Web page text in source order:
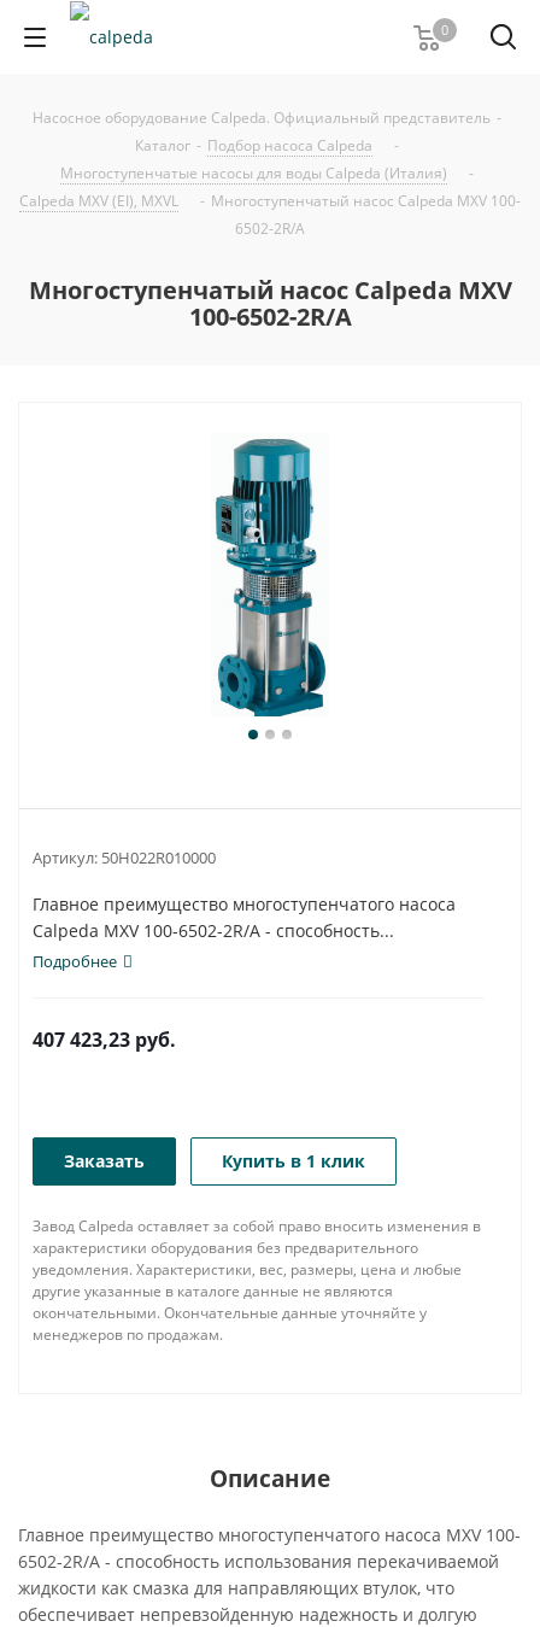
0
Насосное оборудование Calpeda. Официальный представитель -
Каталог - Подбор насоса Calpeda
-
Многоступенчатые насосы для воды Calpeda (Италия)
-
Calpeda MXV (EI), MXVL
- Многоступенчатый насос Calpeda MXV 100-
6502-2R/A
Многоступенчатый насос Calpeda MXV
100-6502-2R/A
Артикул: 50H022R010000
Главное преимущество многоступенчатого насоса
Calpeda MXV 100-6502-2R/A - способность...
Подробнее
407 423,23 руб.
Заказать Купить в 1 клик
Завод Calpeda оставляет за собой право вносить изменения в
характеристики оборудования без предварительного
уведомления. Характеристики, вес, размеры, цена и любые
другие указанные в каталоге данные не являются
окончательными. Окончательные данные уточняйте у
менеджеров по продажам.
Описание
Главное преимущество многоступенчатого насоса MXV 100-
6502-2R/A - способность использования перекачиваемой
жидкости как смазка для направляющих втулок, что
обеспечивает непревзойденную надежность и долгую